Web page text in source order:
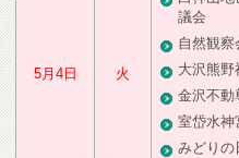
5月4日 火
議会
自然観察
大沢熊野
金沢不動
室岱水神
みどりの